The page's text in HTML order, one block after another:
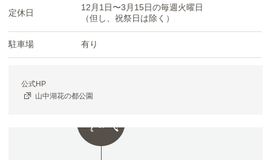
定休日
12月1日〜3月15日の毎週火曜日
（但し、祝祭日は除く）
駐車場 有り
公式HP
山中湖花の都公園